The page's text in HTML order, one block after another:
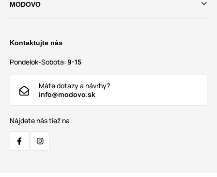
MODOVO
Kontaktujte nás
Pondelok-Sobota: 9-15
Máte dotazy a návrhy?
info@modovo.sk
Nájdete nás tiež na